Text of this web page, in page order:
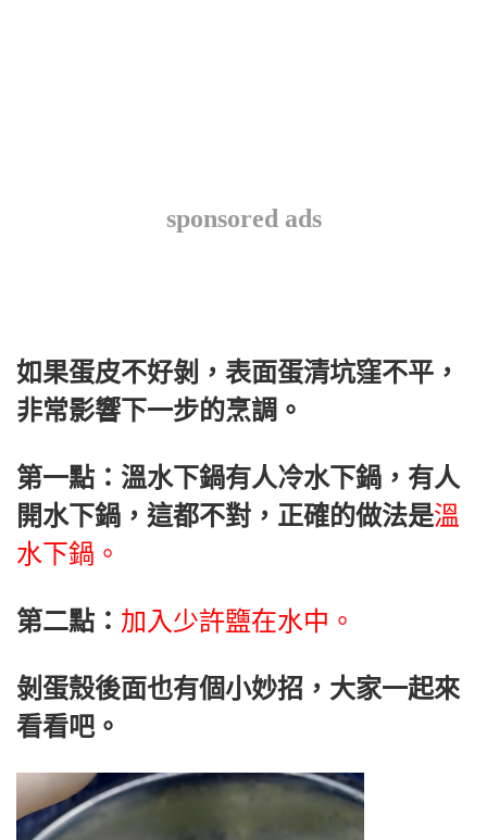
sponsored ads
如果蛋皮不好剝，表面蛋清坑窪不平，
非常影響下一步的烹調。
第一點：溫水下鍋有人冷水下鍋，有人
開水下鍋，這都不對，正確的做法是溫
水下鍋。
第二點： 加入少許鹽在水中。
剝蛋殼後面也有個小妙招，大家一起來
看看吧。